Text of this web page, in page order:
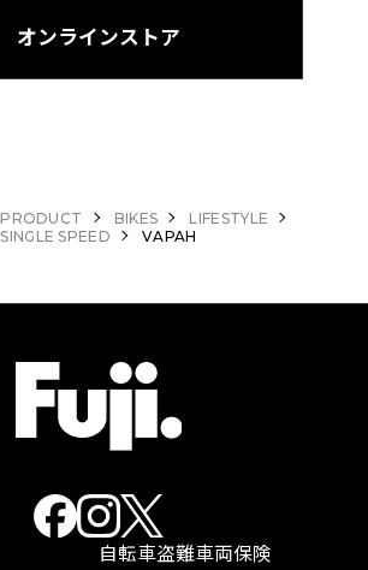
オンラインストア
PRODUCT BIKES
LIFESTYLE
SINGLE SPEED
VAPAH
自転車盗難車両保険